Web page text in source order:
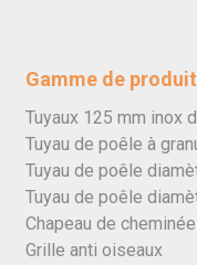
Gamme de
Tuyaux 125 mm inox
Tuyau de poêle à
Tuyau de poêle
Tuyau de poêle
Chapeau de
Grille anti oiseaux